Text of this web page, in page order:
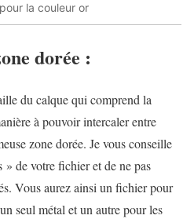
la couleur or
dorée :
du calque qui comprend la
à pouvoir intercaler entre
zone dorée. Je vous conseille
de votre fichier et de ne pas
Vous aurez ainsi un fichier pour
seul métal et un autre pour les